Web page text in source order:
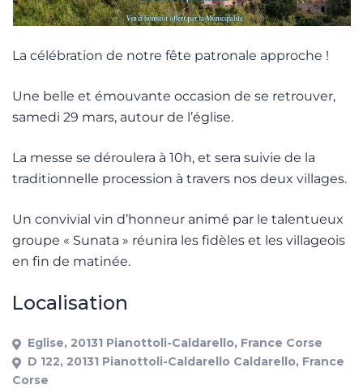
La célébration de notre fête patronale approche !
Une belle et émouvante occasion de se retrouver,
samedi 29 mars, autour de l’église.
La messe se déroulera à 10h, et sera suivie de la
traditionnelle procession à travers nos deux villages.
Un convivial vin d’honneur animé par le talentueux
groupe « Sunata » réunira les fidèles et les villageois
en fin de matinée.
Localisation
Eglise, 20131 Pianottoli-Caldarello, France Corse
D 122, 20131 Pianottoli-Caldarello Caldarello, France
Corse